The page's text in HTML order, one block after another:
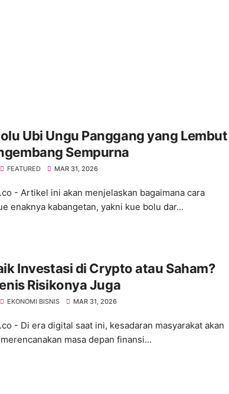
Ubi Ungu Panggang yang Lembut
Sempurna
FEATURED MAR 31, 2026
- Artikel ini akan menjelaskan bagaimana cara
enaknya kabangetan, yakni kue bolu dar...
Investasi di Crypto atau Saham?
Risikonya Juga
EKONOMI BISNIS MAR 31, 2026
- ​Di era digital saat ini, kesadaran masyarakat akan
masa depan finansi...